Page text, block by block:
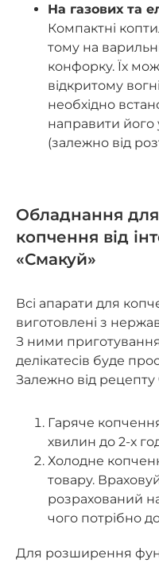
На газових та
Компактні
тому на
конфорку. Їх
відкритому
необхідно
направити його
(залежно від
Обладнання
копчення від
«Смакуй»
Всі апарати для
виготовлені з
З ними
делікатесів буде
Залежно від
Гаряче
хвилин до 2-х
Холодне
товару.
розрахований
чого потрібно
Для розширення